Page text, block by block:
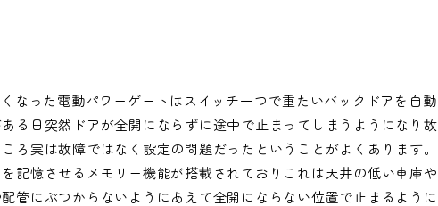
なった電動パワーゲートはスイッチ一つで重たいバックドアを自動
る日突然ドアが全開にならずに途中で止まってしまうようになり故
ろ実は故障ではなく設定の問題だったということがよくあります。
記憶させるメモリー機能が搭載されておりこれは天井の低い車庫や
管にぶつからないようにあえて全開にならない位置で止まるように